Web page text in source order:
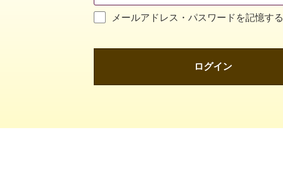
メールアドレス・パスワードを記憶する
ログイン